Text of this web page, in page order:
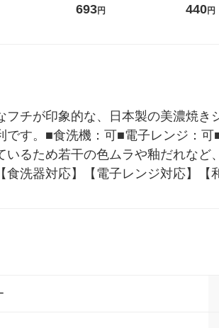
1枚
OLE/ラコレ
693円
コレ
440円
フチが印象的な、日本製の美濃焼
です。■食洗機：可■電子レンジ：
いるため若干の色ムラや釉だれな
洗器対応】【電子レンジ対応】【